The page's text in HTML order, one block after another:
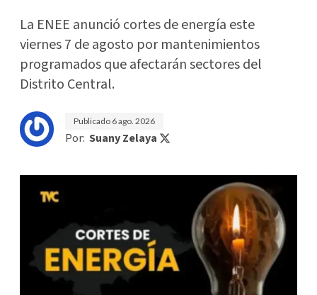
La ENEE anunció cortes de energía este
viernes 7 de agosto por mantenimientos
programados que afectarán sectores del
Distrito Central.
Publicado 6 ago. 2026
Por: Suany Zelaya